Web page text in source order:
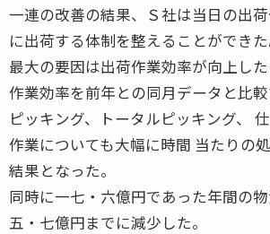
一連の改善の結果、Ｓ社は当日の出
に出荷する体制を整えることができた
最大の要因は出荷作業効率が向上した
作業効率を前年との同月データと比
ピッキング、トータルピッキング、
作業についても大幅に時間 当たりの
結果となった。
同時に一七・六億円であった年間の
五・七億円までに減少した。